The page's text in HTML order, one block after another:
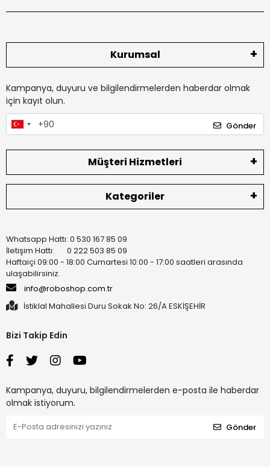
Kurumsal
Kampanya, duyuru ve bilgilendirmelerden haberdar olmak
için kayıt olun.
Gönder
Müşteri Hizmetleri
Kategoriler
Whatsapp Hattı: 0 530 167 85 09
İletişim Hattı: 0 222 503 85 09
Haftaiçi 09:00 - 18:00 Cumartesi 10:00 - 17:00 saatleri arasında
ulaşabilirsiniz.
info@roboshop.com.tr
İstiklal Mahallesi Duru Sokak No: 26/A ESKİŞEHİR
Bizi Takip Edin
Kampanya, duyuru, bilgilendirmelerden e-posta ile haberdar
olmak istiyorum.
Gönder